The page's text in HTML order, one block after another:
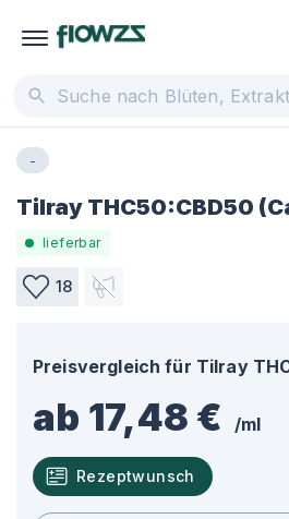
-
Tilray THC50:CBD50
lieferbar
18
Preisvergleich für Tilray
ab 17,48 € /ml
Rezeptwunsch